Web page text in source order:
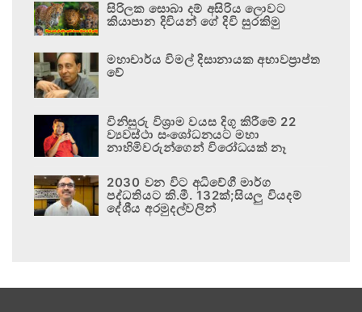
සිරිලක සොබා දම් අසිරිය ලොවට
කියාපාන දිවියන් ගේ දිවි සුරකිමු
මහාචාර්ය විමල් දිසානායක අභාවප්‍රාප්ත
වේ
විනිසුරු විශ්‍රාම වයස දිගු කිරීමේ 22
ව්‍යවස්ථා සංශෝධනයට මහා
නාහිමිවරුන්ගෙන් විරෝධයක් නෑ
2030 වන විට අධිවේගී මාර්ග
පද්ධතියට කි.මී. 132ක්;සියලු වියදම්
දේශීය අරමුදල්වලින්